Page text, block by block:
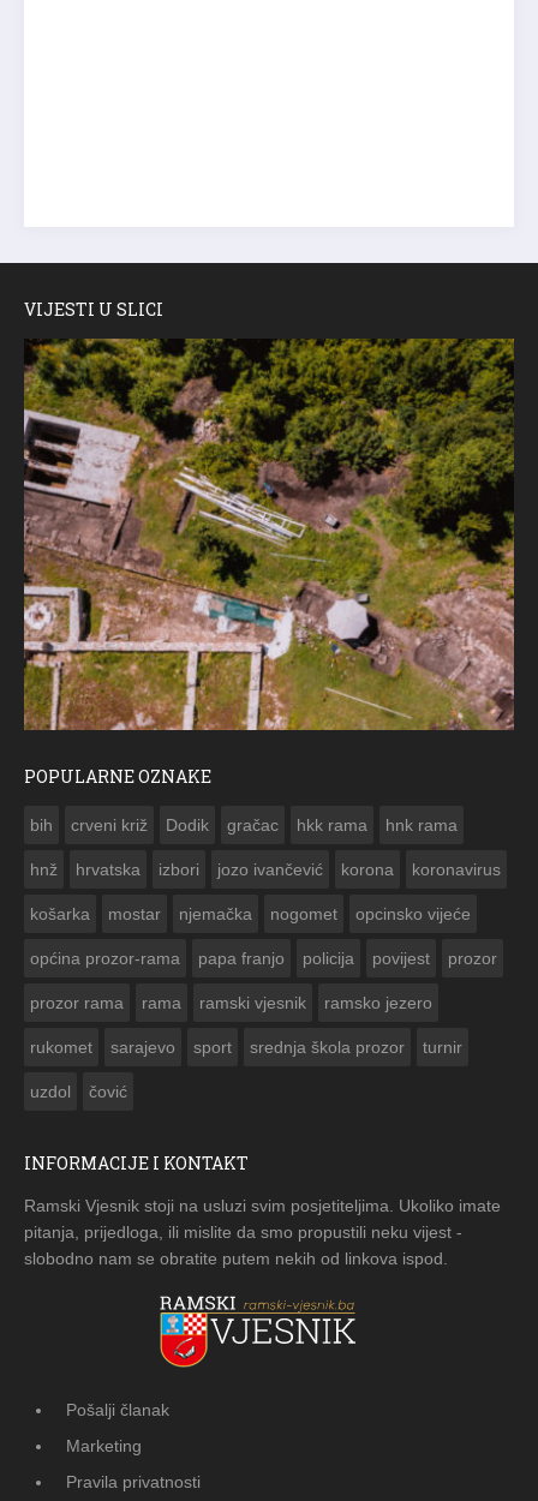
VIJESTI U SLICI
POPULARNE OZNAKE
bih crveni križ Dodik gračac hkk rama hnk rama
hnž hrvatska izbori jozo ivančević korona koronavirus
košarka mostar njemačka nogomet opcinsko vijeće
općina prozor-rama papa franjo policija povijest prozor
prozor rama rama ramski vjesnik ramsko jezero
rukomet sarajevo sport srednja škola prozor turnir
uzdol čović
INFORMACIJE I KONTAKT
Ramski Vjesnik stoji na usluzi svim posjetiteljima. Ukoliko imate
pitanja, prijedloga, ili mislite da smo propustili neku vijest -
slobodno nam se obratite putem nekih od linkova ispod.
Pošalji članak
Marketing
Pravila privatnosti